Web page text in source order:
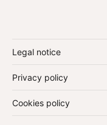
Legal notice
Privacy policy
Cookies policy